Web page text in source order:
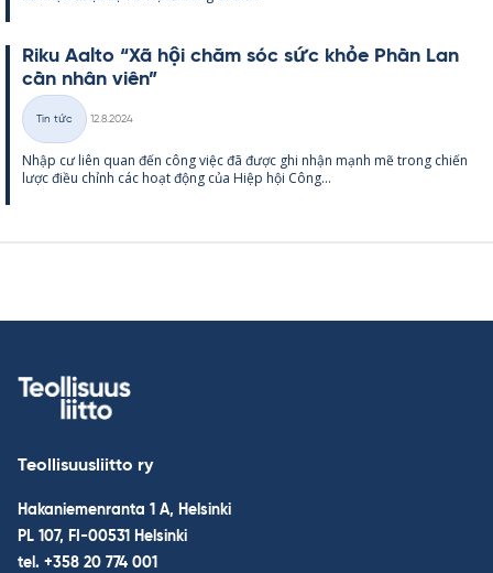
Riku Aalto “Xã hội chăm sóc sức khỏe Phần Lan
cần nhân viên”
Thể
loại
Tin tức
12.8.2024
Nhập cư liên quan đến công việc đã được ghi nhận mạnh mẽ trong chiến
lược điều chỉnh các hoạt động của Hiệp hội Công...
Teollisuusliitto ry
Hakaniemenranta 1 A, Helsinki
PL 107, FI-00531 Helsinki
tel. +358 20 774 001